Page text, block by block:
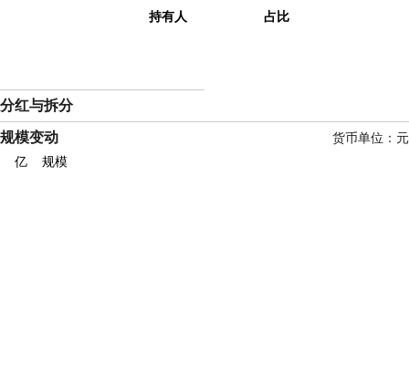
持有人 占比
分红与拆分
规模变动
货币单位：元
亿
规模